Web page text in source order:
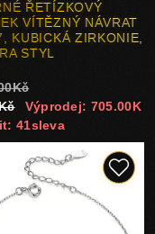
ŘETÍZKOVÝ
VÍTĚZNÝ NÁVRAT
KUBICKÁ ZIRKONIE,
STYL
Výprodej: 705.00K
41sleva